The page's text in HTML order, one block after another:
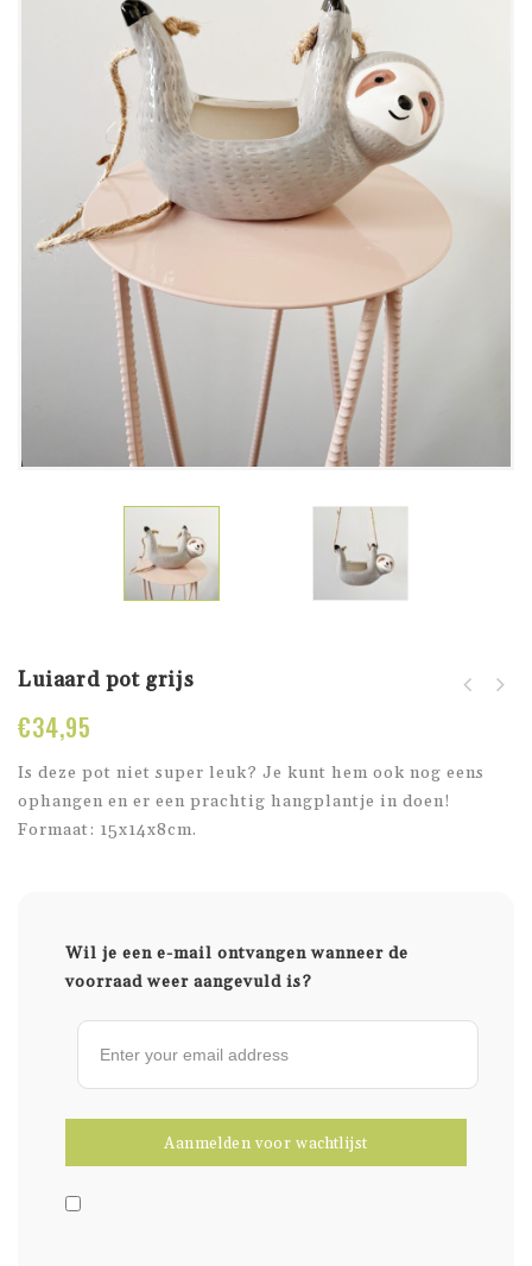
Luiaard pot grijs
€34,95
Is deze pot niet super leuk? Je kunt hem ook nog eens
ophangen en er een prachtig hangplantje in doen!
Formaat: 15x14x8cm.
Wil je een e-mail ontvangen wanneer de
voorraad weer aangevuld is?